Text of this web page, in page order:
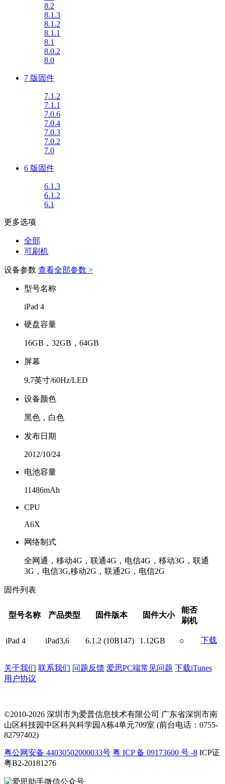
8.2
8.1.3
8.1.2
8.1.1
8.1
8.0.2
8.0
7 版固件
7.1.2
7.1.1
7.0.6
7.0.4
7.0.3
7.0.2
7.0
6 版固件
6.1.3
6.1.2
6.1
更多选项
全部
可刷机
设备参数 查看全部参数 >
型号名称
iPad 4
硬盘容量
16GB，32GB，64GB
屏幕
9.7英寸/60Hz/LED
设备颜色
黑色，白色
发布日期
2012/10/24
电池容量
11486mAh
CPU
A6X
网络制式
全网通，移动4G，联通4G，电信4G，移动3G，联通
3G，电信3G,移动2G，联通2G，电信2G
固件列表
型号名称 产品类型 固件版本 固件大小
能否
刷机
iPad 4 iPad3,6 6.1.2 (10B147) 1.12GB ○ 下载
关于我们 联系我们 问题反馈 爱思PC端常见问题 下载iTunes
用户协议
©2010-2026 深圳市为爱普信息技术有限公司 广东省深圳市南
山区科技园中区科兴科学园A栋4单元709室 (前台电话：0755-
82797402)
粤公网安备 44030502000033号 粤 ICP 备 09173600 号 -8 ICP证
粤B2-20181276